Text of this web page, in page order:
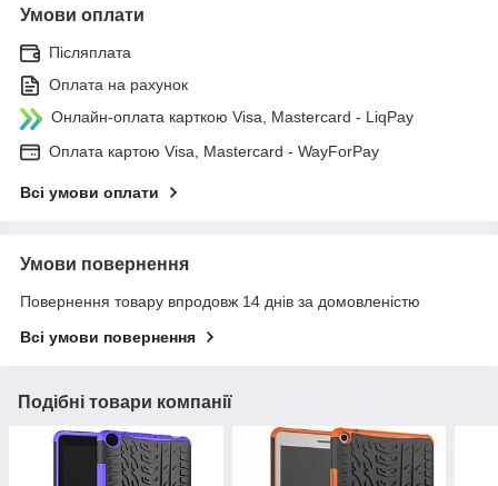
Умови оплати
Післяплата
Оплата на рахунок
Онлайн-оплата карткою Visa, Mastercard - LiqPay
Оплата картою Visa, Mastercard - WayForPay
Всі умови оплати
Умови повернення
Повернення товару впродовж 14 днів за домовленістю
Всі умови повернення
Подібні товари компанії